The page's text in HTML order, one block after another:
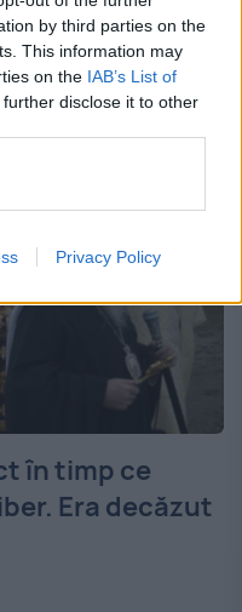
by third parties on the
This information may
on the IAB’s List of
disclose it to other
Privacy Policy
la Curtea de
călugăriţe şi...
în timp ce
Era decăzut